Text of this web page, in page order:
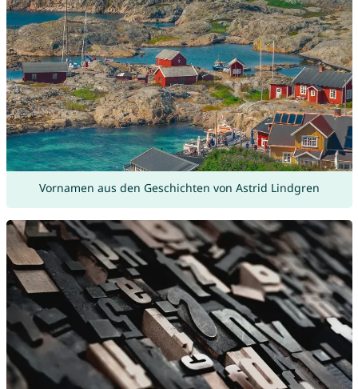
Vornamen aus den Geschichten von Astrid Lindgren